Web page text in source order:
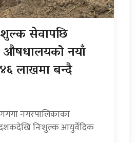
सेवापछि
नयाँ
लाखमा बन्दै
नगरपालिकाका
निःशुल्क आयुर्वेदिक